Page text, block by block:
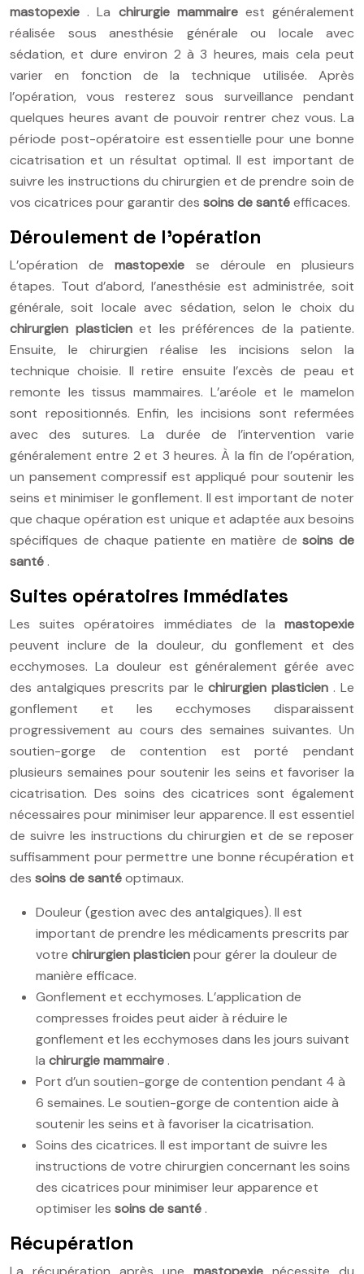
mastopexie . La chirurgie mammaire est généralement
réalisée sous anesthésie générale ou locale avec
sédation, et dure environ 2 à 3 heures, mais cela peut
varier en fonction de la technique utilisée. Après
l’opération, vous resterez sous surveillance pendant
quelques heures avant de pouvoir rentrer chez vous. La
période post-opératoire est essentielle pour une bonne
cicatrisation et un résultat optimal. Il est important de
suivre les instructions du chirurgien et de prendre soin de
vos cicatrices pour garantir des soins de santéefficaces.
Déroulement de l’opération
L’opération demastopexie se déroule en plusieurs
étapes. Tout d’abord, l’anesthésie est administrée, soit
générale, soit locale avec sédation, selon le choix du
chirurgien plasticienet les préférences de la patiente.
Ensuite, le chirurgien réalise les incisions selon la
technique choisie. Il retire ensuite l’excès de peau et
remonte les tissus mammaires. L’aréole et le mamelon
sont repositionnés. Enfin, les incisions sont refermées
avec des sutures. La durée de l’intervention varie
généralement entre 2 et 3 heures. À la fin de l’opération,
un pansement compressif est appliqué pour soutenir les
seins et minimiser le gonflement. Il est important de noter
que chaque opération est unique et adaptée aux besoins
spécifiques de chaque patiente en matière desoins de
santé .
Suites opératoires immédiates
Les suites opératoires immédiates de la mastopexie
peuvent inclure de la douleur, du gonflement et des
ecchymoses. La douleur est généralement gérée avec
des antalgiques prescrits par lechirurgien plasticien . Le
gonflement et les ecchymoses disparaissent
progressivement au cours des semaines suivantes. Un
soutien-gorge de contention est porté pendant
plusieurs semaines pour soutenir les seins et favoriser la
cicatrisation. Des soins des cicatrices sont également
nécessaires pour minimiser leur apparence. Il est essentiel
de suivre les instructions du chirurgien et de se reposer
suffisamment pour permettre une bonne récupération et
des soins de santéoptimaux.
Douleur (gestion avec des antalgiques). Il est
important de prendre les médicaments prescrits par
votre chirurgien plasticienpour gérer la douleur de
manière efficace.
Gonflement et ecchymoses. L’application de
compresses froides peut aider à réduire le
gonflement et les ecchymoses dans les jours suivant
la chirurgie mammaire .
Port d’un soutien-gorge de contention pendant 4 à
6 semaines. Le soutien-gorge de contention aide à
soutenir les seins et à favoriser la cicatrisation.
Soins des cicatrices. Il est important de suivre les
instructions de votre chirurgien concernant les soins
des cicatrices pour minimiser leur apparence et
optimiser les soins de santé .
Récupération